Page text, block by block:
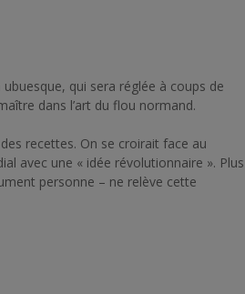
qui sera réglée à coups de
dans l’art du flou normand.
recettes. On se croirait face au
avec une « idée révolutionnaire ». Plus
personne – ne relève cette